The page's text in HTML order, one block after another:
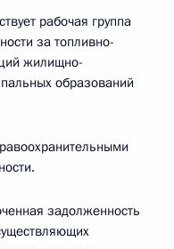
рабочая группа
за топливно-
жилищно-
образований
задолженность